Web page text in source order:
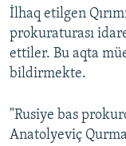
İNSAN AQLARI
VİDEO
SÜRET
FİKİR
İlhaq etilgen
prokuraturası
ettiler. Bu aqta
bildirmekte.
"Rusiye bas
Anatolyeviç